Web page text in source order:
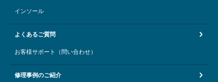
インソール
よくあるご質問
お客様サポート（問い合わせ）
修理事例のご紹介